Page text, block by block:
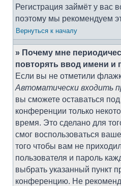
Регистрация займёт у вас
поэтому мы рекомендуем
Вернуться к началу
» Почему мне
повторять ввод имени и
Если вы не отметили
Автоматически входить
вы сможете оставаться
конференции только
время. Это сделано для
смог воспользоваться
того чтобы вам не
пользователя и пароль
выбрать указанный пункт
конференцию. Не